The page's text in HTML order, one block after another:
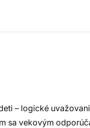
– logické
sa vekovým